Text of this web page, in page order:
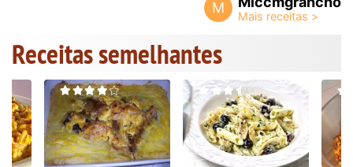
M
Receitas semelhantes